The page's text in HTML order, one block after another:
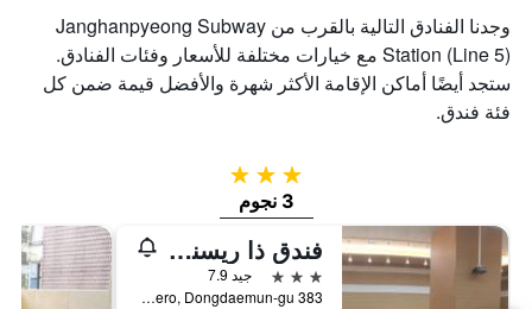
وجدنا الفنادق التالية بالقرب من Janghanpyeong Subway
Station (Line 5) مع خيارات مختلفة للأسعار وفئات الفنادق.
ستجد أيضًا أماكن الإقامة الأكثر شهرة والأفضل قيمة ضمن كل
فئة فندق.
3 نجوم
3 نجوم
فندق ذا ريسنز دونغديمون
3 نجوم
جيد 7.9
383 Cheonho-daero, Dongdaemun-gu, سيول, كوريا الجنوبية